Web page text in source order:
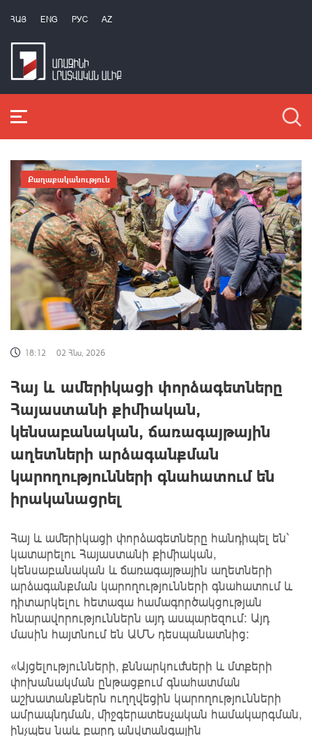
ՀԱՅ ENG РУС AZ
Քաղաքականություն
18:12 02 Հնս, 2026
Հայ և ամերիկացի փորձագետները
Հայաստանի քիմիական,
կենսաբանական, ճառագայթային
աղետների արձագանքման
կարողությունների գնահատում են
իրականացրել
Հայ և ամերիկացի փորձագետները հանդիպել են՝
կատարելու Հայաստանի քիմիական,
կենսաբանական և ճառագայթային աղետների
արձագանքման կարողությունների գնահատում և
դիտարկելու հետագա համագործակցության
հնարավորություններն այդ ասպարեզում։ Այդ
մասին հայտնում են ԱՄՆ դեսպանատնից:
«Այցելությունների, քննարկումների և մտքերի
փոխանակման ընթացքում գնահատման
աշխատանքներն ուղղվեցին կարողությունների
ամրապնդման, միջգերատեսչական համակարգման,
ինչպես նաև բարդ անվտանգային